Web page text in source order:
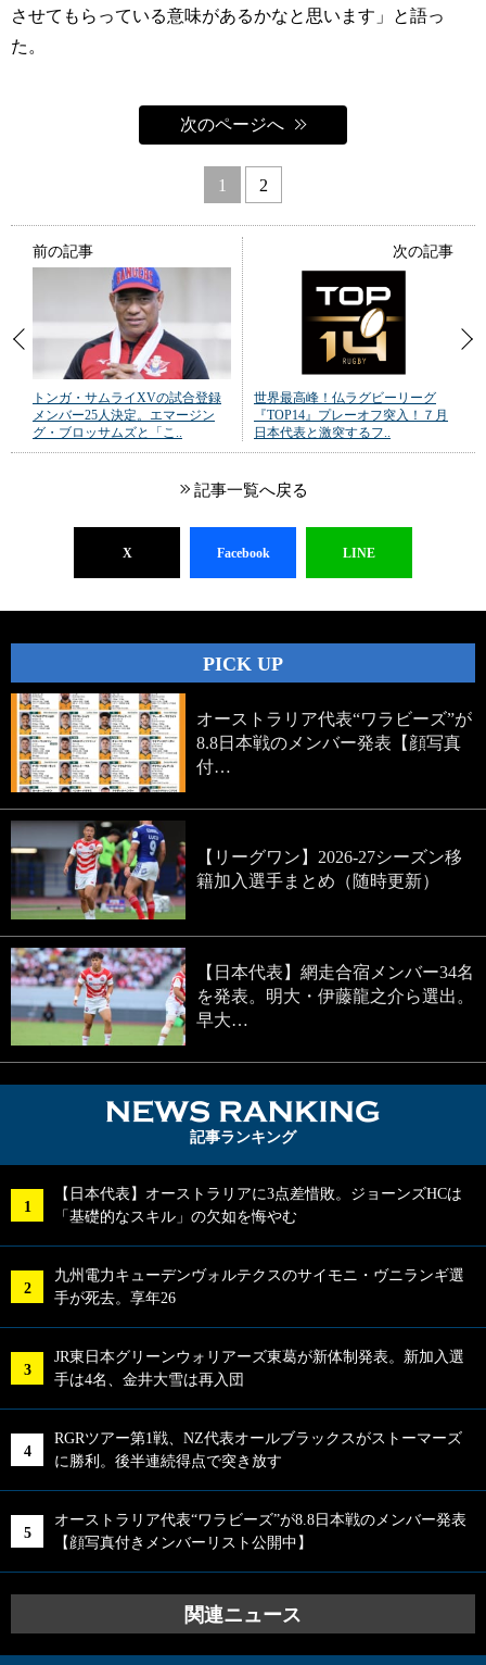
させてもらっている意味があるかなと思います」と語っ
た。
次のページへ
1 2
前の記事
トンガ・サムライXVの試合登録
メンバー25人決定。エマージン
グ・ブロッサムズと「こ..
次の記事
世界最高峰！仏ラグビーリーグ
『TOP14』プレーオフ突入！７月
日本代表と激突するフ..
記事一覧へ戻る
X Facebook LINE
PICK UP
オーストラリア代表“ワラビーズ”が
8.8日本戦のメンバー発表【顔写真
付…
【リーグワン】2026-27シーズン移
籍加入選手まとめ（随時更新）
【日本代表】網走合宿メンバー34名
を発表。明大・伊藤龍之介ら選出。
早大…
記事ランキング
【日本代表】オーストラリアに3点差惜敗。ジョーンズHCは
「基礎的なスキル」の欠如を悔やむ
九州電力キューデンヴォルテクスのサイモニ・ヴニランギ選
手が死去。享年26
JR東日本グリーンウォリアーズ東葛が新体制発表。新加入選
手は4名、金井大雪は再入団
RGRツアー第1戦、NZ代表オールブラックスがストーマーズ
に勝利。後半連続得点で突き放す
オーストラリア代表“ワラビーズ”が8.8日本戦のメンバー発表
【顔写真付きメンバーリスト公開中】
関連ニュース